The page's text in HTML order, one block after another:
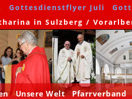
Gottesdienstflyer Juli
in Sulzberg /
Unsere Welt Pfarrverband